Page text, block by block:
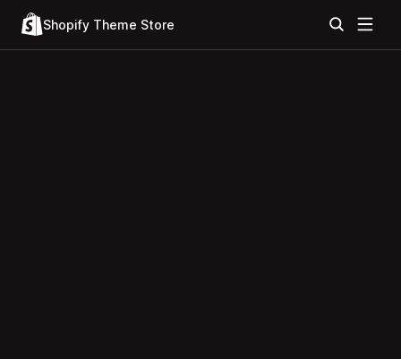
Shopify Theme Store